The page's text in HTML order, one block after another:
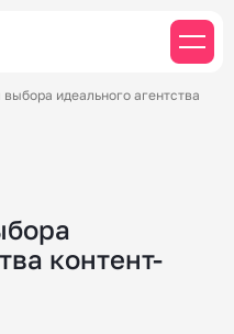
идеального агентства
контент-